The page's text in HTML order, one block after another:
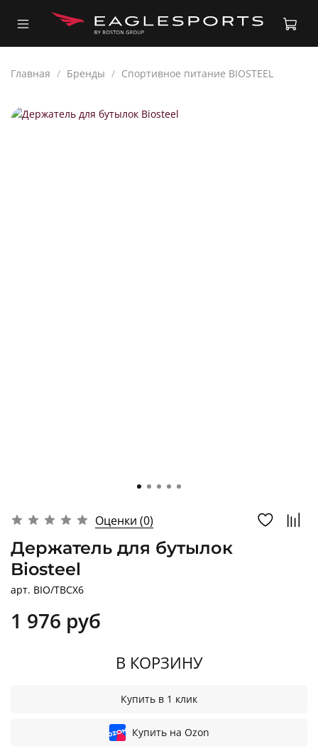
Главная Бренды Спортивное питание BIOSTEEL
Оценки (0)
Держатель для бутылок
Biosteel
арт. BIO/TBCX6
1 976 руб
В КОРЗИНУ
Купить в 1 клик
Купить на Ozon